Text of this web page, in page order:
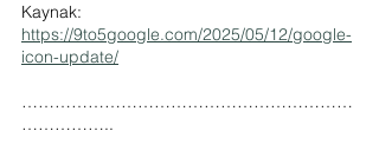
Kaynak:
https://9to5google.com/2025/05/12/google-
icon-update/
……………………………………………………
……………..